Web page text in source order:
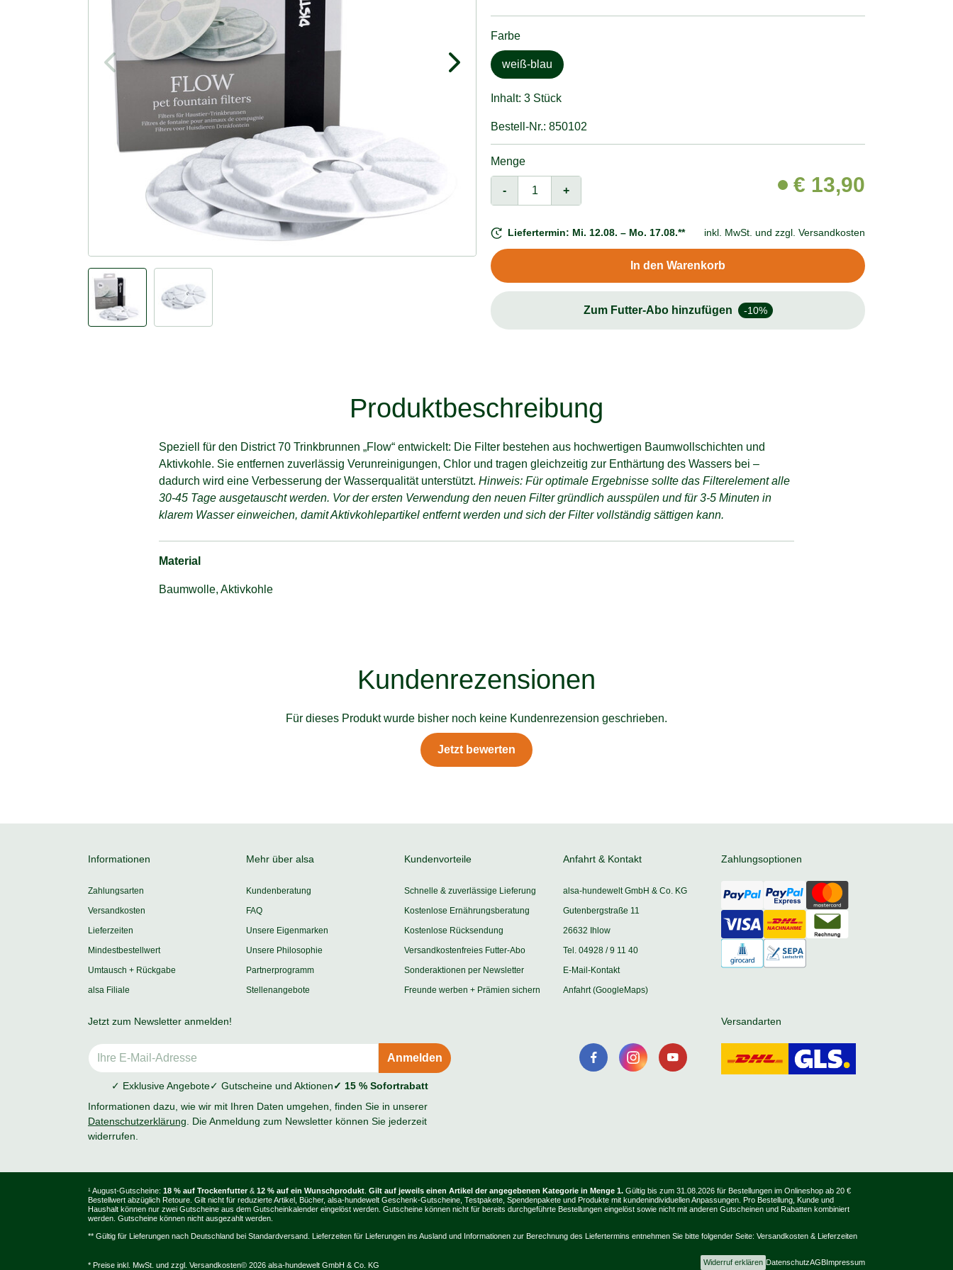
Farbe
weiß-blau
Inhalt: 3 Stück
Bestell-Nr.: 850102
Menge
- + € 13,90
inkl. MwSt. und zzgl. Versandkosten
Liefertermin: Mi. 12.08. – Mo. 17.08.**
In den Warenkorb
Zum Futter-Abo hinzufügen -10%
Produktbeschreibung
Speziell für den District 70 Trinkbrunnen „Flow“ entwickelt: Die Filter bestehen aus hochwertigen Baumwollschichten und
Aktivkohle. Sie entfernen zuverlässig Verunreinigungen, Chlor und tragen gleichzeitig zur Enthärtung des Wassers bei –
dadurch wird eine Verbesserung der Wasserqualität unterstützt. Hinweis: Für optimale Ergebnisse sollte das Filterelement alle
30-45 Tage ausgetauscht werden. Vor der ersten Verwendung den neuen Filter gründlich ausspülen und für 3-5 Minuten in
klarem Wasser einweichen, damit Aktivkohlepartikel entfernt werden und sich der Filter vollständig sättigen kann.
Material
Baumwolle, Aktivkohle
Kundenrezensionen
Für dieses Produkt wurde bisher noch keine Kundenrezension geschrieben.
Jetzt bewerten
Informationen
Zahlungsarten
Versandkosten
Lieferzeiten
Mindestbestellwert
Umtausch + Rückgabe
alsa Filiale
Mehr über alsa
Kundenberatung
FAQ
Unsere Eigenmarken
Unsere Philosophie
Partnerprogramm
Stellenangebote
Kundenvorteile
Schnelle & zuverlässige Lieferung
Kostenlose Ernährungsberatung
Kostenlose Rücksendung
Versandkostenfreies Futter-Abo
Sonderaktionen per Newsletter
Freunde werben + Prämien sichern
Anfahrt & Kontakt
alsa-hundewelt GmbH & Co. KG
Gutenbergstraße 11
26632 Ihlow
Tel. 04928 / 9 11 40
E-Mail-Kontakt
Anfahrt (GoogleMaps)
Zahlungsoptionen
Versandarten
Jetzt zum Newsletter anmelden!
✓ Exklusive Angebote✓ Gutscheine und Aktionen✓ 15 % Sofortrabatt
Informationen dazu, wie wir mit Ihren Daten umgehen, finden Sie in unserer
Datenschutzerklärung . Die Anmeldung zum Newsletter können Sie jederzeit
widerrufen.
¹ August-Gutscheine: 18 % auf Trockenfutter & 12 % auf ein Wunschprodukt Gilt auf jeweils einen Artikel der angegebenen Kategorie in Menge 1. Gültig bis zum 31.08.2026 für Bestellungen im Onlineshop ab 20 €
Bestellwert abzüglich Retoure. Gilt nicht für reduzierte Artikel, Bücher, alsa-hundewelt Geschenk-Gutscheine, Testpakete, Spendenpakete und Produkte mit kundenindividuellen Anpassungen. Pro Bestellung, Kunde und
Haushalt können nur zwei Gutscheine aus dem Gutscheinkalender eingelöst werden. Gutscheine können nicht für bereits durchgeführte Bestellungen eingelöst sowie nicht mit anderen Gutscheinen und Rabatten kombiniert
werden. Gutscheine können nicht ausgezahlt werden.
** Gültig für Lieferungen nach Deutschland bei Standardversand. Lieferzeiten für Lieferungen ins Ausland und Informationen zur Berechnung des Liefertermins entnehmen Sie bitte folgender Seite: Versandkosten & Lieferzeiten
* Preise inkl. MwSt. und zzgl. Versandkosten© 2026 alsa-hundewelt GmbH & Co. KG Widerruf erklären DatenschutzAGBImpressum